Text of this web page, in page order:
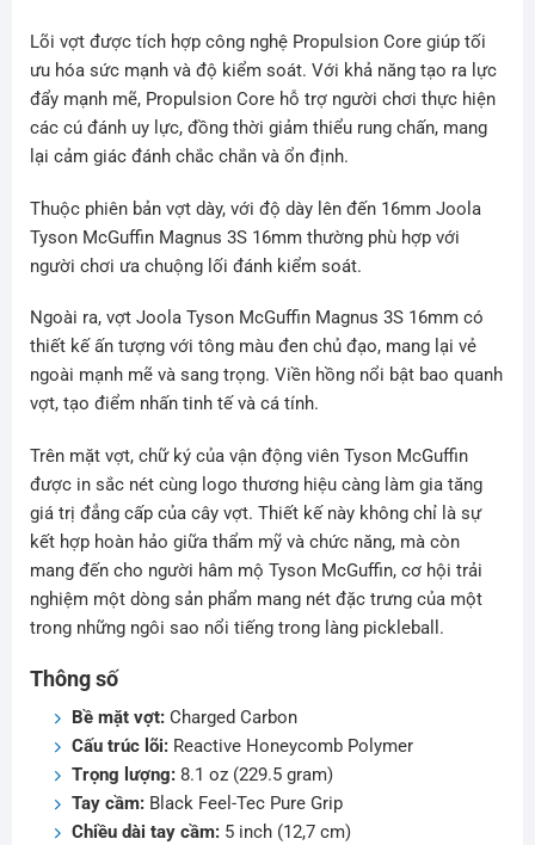
Lõi vợt được tích hợp công nghệ Propulsion Core giúp tối
ưu hóa sức mạnh và độ kiểm soát. Với khả năng tạo ra lực
đẩy mạnh mẽ, Propulsion Core hỗ trợ người chơi thực hiện
các cú đánh uy lực, đồng thời giảm thiểu rung chấn, mang
lại cảm giác đánh chắc chắn và ổn định.
Thuộc phiên bản vợt dày, với độ dày lên đến 16mm Joola
Tyson McGuffin Magnus 3S 16mm thường phù hợp với
người chơi ưa chuộng lối đánh kiểm soát.
Ngoài ra, vợt Joola Tyson McGuffin Magnus 3S 16mm có
thiết kế ấn tượng với tông màu đen chủ đạo, mang lại vẻ
ngoài mạnh mẽ và sang trọng. Viền hồng nổi bật bao quanh
vợt, tạo điểm nhấn tinh tế và cá tính.
Trên mặt vợt, chữ ký của vận động viên Tyson McGuffin
được in sắc nét cùng logo thương hiệu càng làm gia tăng
giá trị đẳng cấp của cây vợt. Thiết kế này không chỉ là sự
kết hợp hoàn hảo giữa thẩm mỹ và chức năng, mà còn
mang đến cho người hâm mộ Tyson McGuffin, cơ hội trải
nghiệm một dòng sản phẩm mang nét đặc trưng của một
trong những ngôi sao nổi tiếng trong làng pickleball.
Thông số
Bề mặt vợt: Charged Carbon
Cấu trúc lõi:Reactive Honeycomb Polymer
Trọng lượng: 8.1 oz (229.5 gram)
Tay cầm: Black Feel-Tec Pure Grip
Chiều dài tay cầm: 5 inch (12,7 cm)